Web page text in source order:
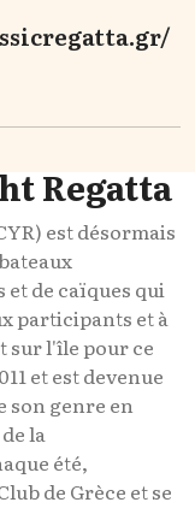
Regatta
est désormais
de caïques qui
participants et à
sur l'île pour ce
et est devenue
son genre en
la
été,
de Grèce et se